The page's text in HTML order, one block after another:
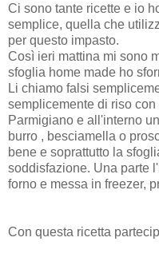
Ci sono tante ricette e io
semplice, quella che
per questo impasto.
Così ieri mattina mi sono
sfoglia home made ho
Li chiamo falsi
semplicemente di riso
Parmigiano e all'interno
burro , besciamella o
bene e soprattutto la
soddisfazione. Una parte
forno e messa in freezer,
Con questa ricetta